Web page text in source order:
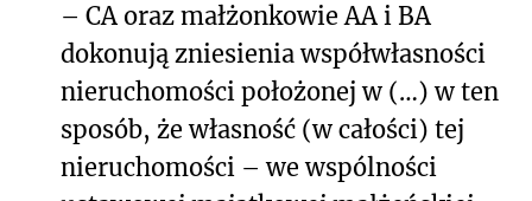
– CA oraz małżonkowie AA i BA
dokonują zniesienia współwłasności
nieruchomości położonej w (…) w ten
sposób, że własność (w całości) tej
nieruchomości – we wspólności